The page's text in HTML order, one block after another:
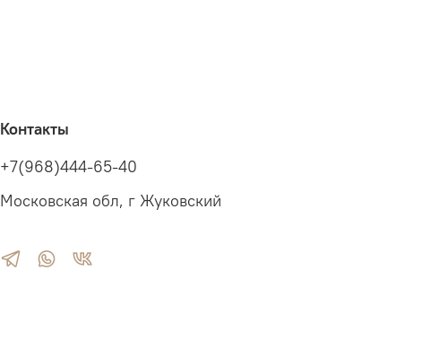
Контакты
+7(968)444-65-40
Московская обл, г Жуковский